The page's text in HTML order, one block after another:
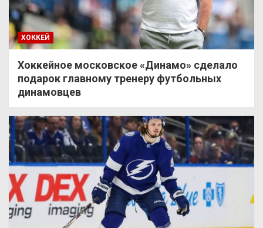
ХОККЕЙ
Хоккейное московское «Динамо» сделало
подарок главному тренеру футбольных
динамовцев